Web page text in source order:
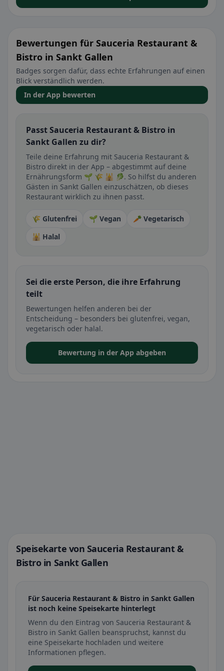
Bewertungen für Sauceria Restaurant &
Bistro in Sankt Gallen
Badges sorgen dafür, dass echte Erfahrungen auf einen
Blick verständlich werden.
In der App bewerten
Passt Sauceria Restaurant & Bistro in
Sankt Gallen zu dir?
Teile deine Erfahrung mit Sauceria Restaurant &
Bistro direkt in der App – abgestimmt auf deine
Ernährungsform 🌱 🌾 🕌 🥬. So hilfst du anderen
Gästen in Sankt Gallen einzuschätzen, ob dieses
Restaurant wirklich zu ihnen passt.
🌾 Glutenfrei 🌱 Vegan
🥕 Vegetarisch
🕌 Halal
Sei die erste Person, die ihre Erfahrung
teilt
Bewertungen helfen anderen bei der
Entscheidung – besonders bei glutenfrei, vegan,
vegetarisch oder halal.
Bewertung in der App abgeben
Speisekarte von Sauceria Restaurant &
Bistro in Sankt Gallen
Für Sauceria Restaurant & Bistro in Sankt Gallen
ist noch keine Speisekarte hinterlegt
Wenn du den Eintrag von Sauceria Restaurant &
Bistro in Sankt Gallen beanspruchst, kannst du
eine Speisekarte hochladen und weitere
Informationen pflegen.